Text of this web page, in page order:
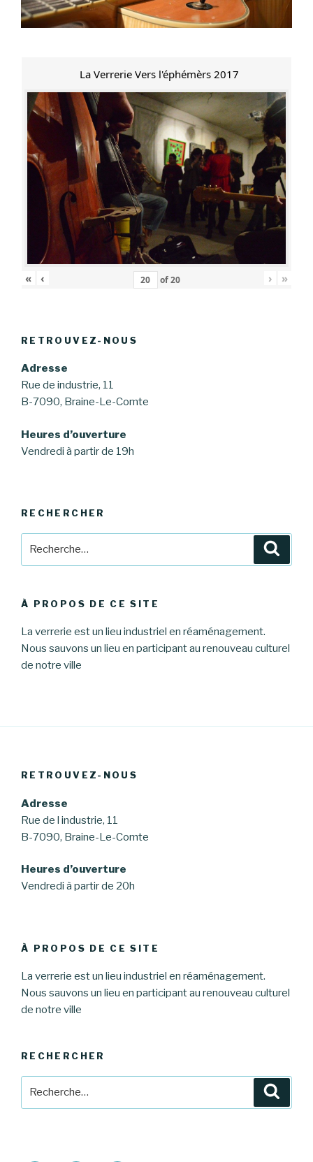
La Verrerie Vers l'éphémèrs 2017
« ‹ of20 › »
RETROUVEZ-NOUS
Adresse
Rue de industrie, 11
B-7090, Braine-Le-Comte
Heures d’ouverture
Vendredi à partir de 19h
RECHERCHER
À PROPOS DE CE SITE
La verrerie est un lieu industriel en réaménagement.
Nous sauvons un lieu en participant au renouveau culturel
de notre ville
RETROUVEZ-NOUS
Adresse
Rue de l industrie, 11
B-7090, Braine-Le-Comte
Heures d’ouverture
Vendredi à partir de 20h
À PROPOS DE CE SITE
La verrerie est un lieu industriel en réaménagement.
Nous sauvons un lieu en participant au renouveau culturel
de notre ville
RECHERCHER